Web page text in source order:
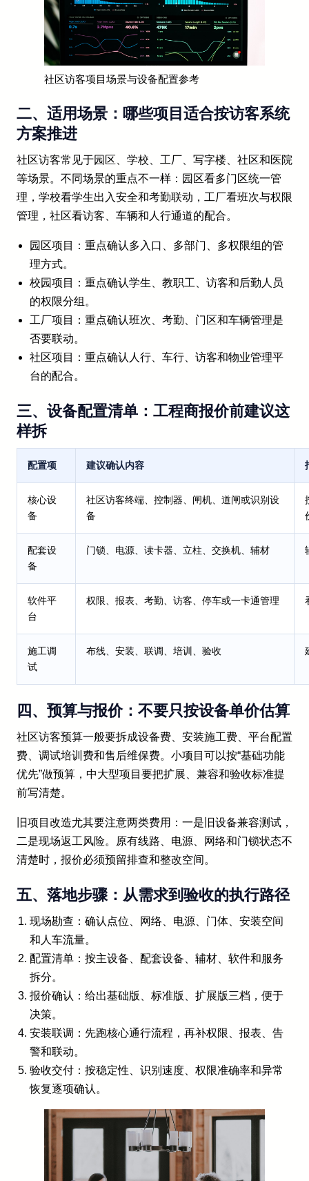
社区访客项目场景与设备配置参考
二、适用场景：哪些项目适合按访客系统
方案推进
社区访客常见于园区、学校、工厂、写字楼、社区和医院
等场景。不同场景的重点不一样：园区看多门区统一管
理，学校看学生出入安全和考勤联动，工厂看班次与权限
管理，社区看访客、车辆和人行通道的配合。
园区项目：重点确认多入口、多部门、多权限组的管
理方式。
校园项目：重点确认学生、教职工、访客和后勤人员
的权限分组。
工厂项目：重点确认班次、考勤、门区和车辆管理是
否要联动。
社区项目：重点确认人行、车行、访客和物业管理平
台的配合。
三、设备配置清单：工程商报价前建议这
样拆
配置项 建议确认内容
核心设
备
社区访客终端、控制器、闸机、道闸或识别设
备
配套设
备
门锁、电源、读卡器、立柱、交换机、辅材
软件平
台
权限、报表、考勤、访客、停车或一卡通管理
施工调
试
布线、安装、联调、培训、验收
四、预算与报价：不要只按设备单价估算
社区访客预算一般要拆成设备费、安装施工费、平台配置
费、调试培训费和售后维保费。小项目可以按“基础功能
优先”做预算，中大型项目要把扩展、兼容和验收标准提
前写清楚。
旧项目改造尤其要注意两类费用：一是旧设备兼容测试，
二是现场返工风险。原有线路、电源、网络和门锁状态不
清楚时，报价必须预留排查和整改空间。
五、落地步骤：从需求到验收的执行路径
现场勘查：确认点位、网络、电源、门体、安装空间
和人车流量。
配置清单：按主设备、配套设备、辅材、软件和服务
拆分。
报价确认：给出基础版、标准版、扩展版三档，便于
决策。
安装联调：先跑核心通行流程，再补权限、报表、告
警和联动。
验收交付：按稳定性、识别速度、权限准确率和异常
恢复逐项确认。